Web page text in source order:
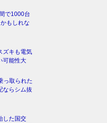
で1000台
もしれな
ズキも電気
可能性大
っ取られた
ならシム抜
した国交